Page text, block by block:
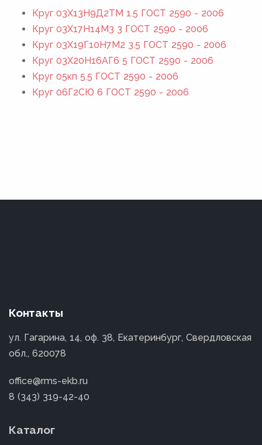
Круг 03Х13Н9Д2ТМ 1.5 ГОСТ 2590 - 2006
Круг 03Х17Н14М3 3 ГОСТ 2590 - 2006
Круг 03Х19Г10Н7М2 3.5 ГОСТ 2590 - 2006
Круг 03Х20Н16АГ6 5 ГОСТ 2590 - 2006
Круг 05кп 5.5 ГОСТ 2590 - 2006
Круг 06Г2СЮ 6 ГОСТ 2590 - 2006
Контакты
ул. Гагарина, 14, оф. 38, Екатеринбург, Свердловская
обл., 620078
office@rms-ekb.ru
8 (343) 319-42-40
Каталог